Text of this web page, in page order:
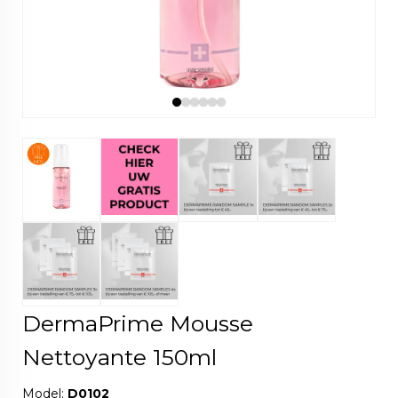
DermaPrime Mousse
Nettoyante 150ml
Model: D0102